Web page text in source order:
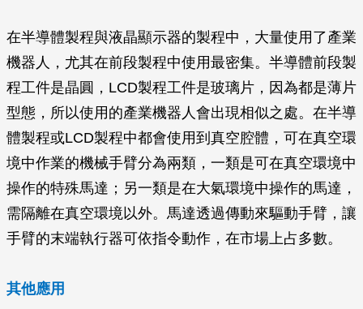
在半導體製程與液晶顯示器的製程中，大量使用了產業
機器人，尤其在前段製程中使用最密集。半導體前段製
程工件是晶圓，LCD製程工件是玻璃片，因為都是薄片
型態，所以使用的產業機器人會出現相似之處。在半導
體製程或LCD製程中都會使用到真空腔體，可在真空環
境中作業的機械手臂分為兩類，一類是可在真空環境中
操作的特殊馬達；另一類是在大氣環境中操作的馬達，
需隔離在真空環境以外。馬達透過傳動來驅動手臂，讓
手臂的末端執行器可依指令動作，在市場上占多數。
其他應用